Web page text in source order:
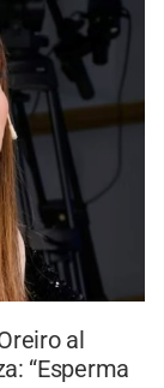
al
“Esperma